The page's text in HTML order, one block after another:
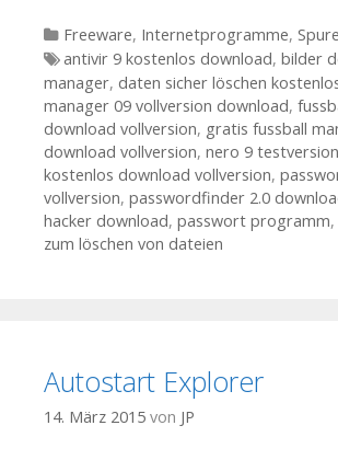
Kategorien
Freeware, Internetprogramme,
Tags
antivir 9 kostenlos download, bilder
manager, daten sicher löschen
manager 09 vollversion download,
download vollversion, gratis fussball
download vollversion, nero 9 testversion
kostenlos download vollversion,
vollversion, passwordfinder 2.0
hacker download, passwort programm,
zum löschen von dateien
Autostart Explorer
14. März 2015 von JP